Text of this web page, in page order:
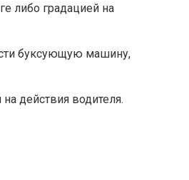
либо градацией на
буксующую машину,
действия водителя.